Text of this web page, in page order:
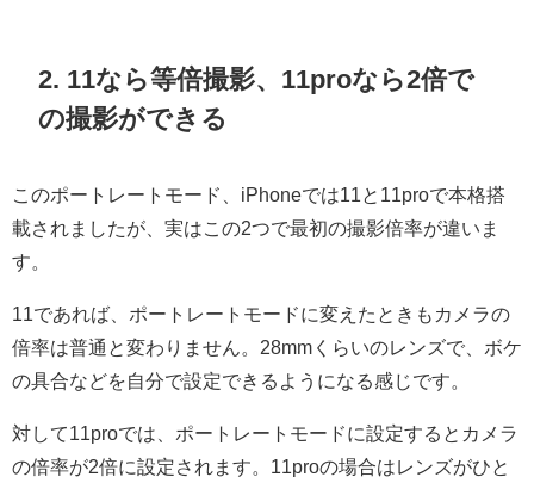
2. 11なら等倍撮影、11proなら2倍で
の撮影ができる
このポートレートモード、iPhoneでは11と11proで本格搭
載されましたが、実はこの2つで最初の撮影倍率が違いま
す。
11であれば、ポートレートモードに変えたときもカメラの
倍率は普通と変わりません。28mmくらいのレンズで、ボケ
の具合などを自分で設定できるようになる感じです。
対して11proでは、ポートレートモードに設定するとカメラ
の倍率が2倍に設定されます。11proの場合はレンズがひと